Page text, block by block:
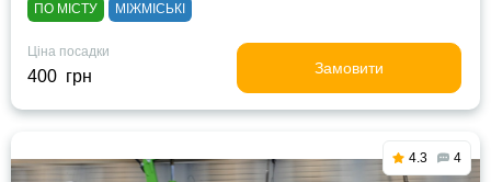
ПО МІСТУ МІЖМІСЬКІ
Ціна посадки
400 грн Замовити
4.3 4